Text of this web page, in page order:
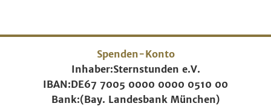
Spenden-Konto
Inhaber:Sternstunden e.V.
IBAN:DE67 7005 0000 0000 0510 00
Bank:(Bay. Landesbank München)